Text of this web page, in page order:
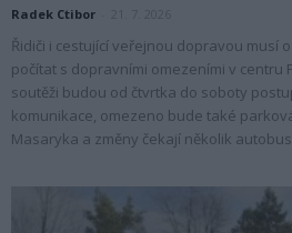
Radek Ctibor
Řidiči i cestující veřejnou dopravou musí
počítat s dopravními omezeními v centru
soutěži budou od čtvrtka do soboty
komunikace, omezeno bude také
Masaryka a změny čekají několik